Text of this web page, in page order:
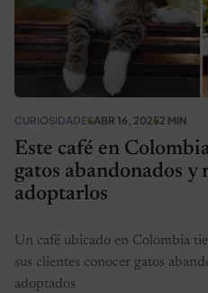
CURIOSIDADESABR 16, 20252 MIN
Este café en
gatos abandonados y
adoptarlos
Un café ubicado en Colombia
sus clientes conocer gatos
adoptados